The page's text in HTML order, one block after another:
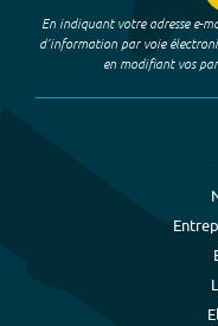
En indiquant votre adresse e-
d’information par voie
en modifiant vos